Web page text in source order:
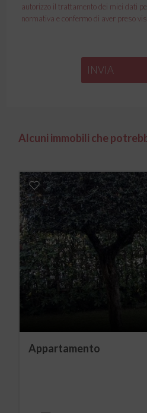
autorizzo il trattamento dei miei dati
normativa e confermo di aver preso
INVIA
Alcuni immobili che
Appartamento